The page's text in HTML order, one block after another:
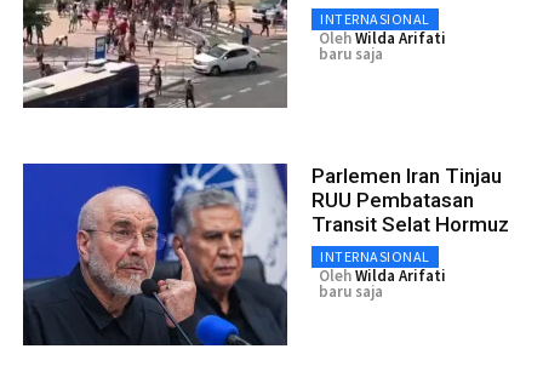
INTERNASIONAL
OlehWilda Arifati
baru saja
Parlemen Iran Tinjau
RUU Pembatasan
Transit Selat Hormuz
INTERNASIONAL
OlehWilda Arifati
baru saja